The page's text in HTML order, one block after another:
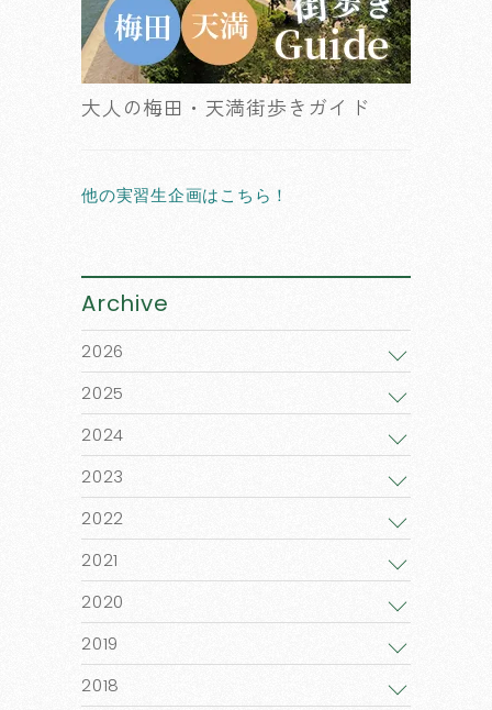
大人の梅田・天満街歩きガイド
他の実習生企画はこちら！
Archive
2026
2025
2024
2023
2022
2021
2020
2019
2018